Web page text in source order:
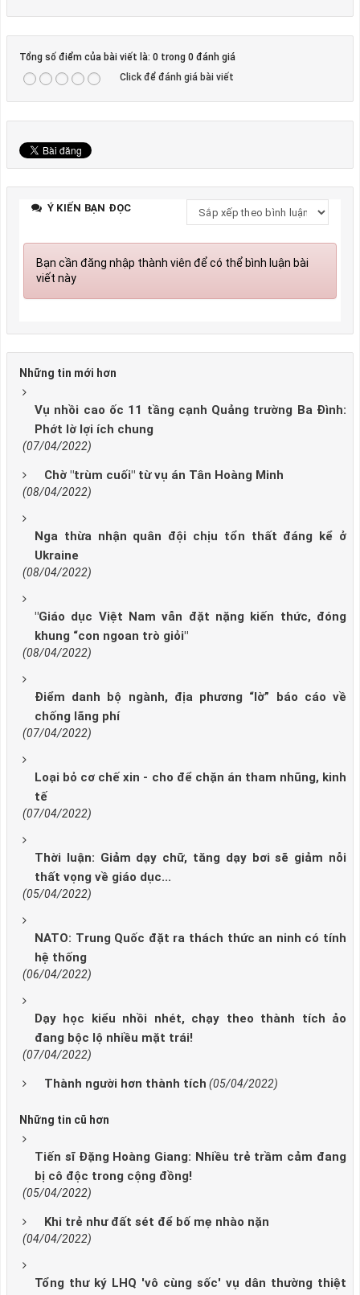
Tổng số điểm của bài viết là: 0 trong 0 đánh giá
Click để đánh giá bài viết
Ý KIẾN BẠN ĐỌC
Bạn cần đăng nhập thành viên để có thể bình luận bài
viết này
Những tin mới hơn
Vụ nhồi cao ốc 11 tầng cạnh Quảng trường Ba Đình:
Phớt lờ lợi ích chung
(07/04/2022)
Chờ "trùm cuối" từ vụ án Tân Hoàng Minh
(08/04/2022)
Nga thừa nhận quân đội chịu tổn thất đáng kể ở
Ukraine
(08/04/2022)
"Giáo dục Việt Nam vẫn đặt nặng kiến thức, đóng
khung “con ngoan trò giỏi"
(08/04/2022)
Điểm danh bộ ngành, địa phương “lờ” báo cáo về
chống lãng phí
(07/04/2022)
Loại bỏ cơ chế xin - cho để chặn án tham nhũng, kinh
tế
(07/04/2022)
Thời luận: Giảm dạy chữ, tăng dạy bơi sẽ giảm nỗi
thất vọng về giáo dục...
(05/04/2022)
NATO: Trung Quốc đặt ra thách thức an ninh có tính
hệ thống
(06/04/2022)
Dạy học kiểu nhồi nhét, chạy theo thành tích ảo
đang bộc lộ nhiều mặt trái!
(07/04/2022)
Thành người hơn thành tích (05/04/2022)
Những tin cũ hơn
Tiến sĩ Đặng Hoàng Giang: Nhiều trẻ trầm cảm đang
bị cô độc trong cộng đồng!
(05/04/2022)
Khi trẻ như đất sét để bố mẹ nhào nặn
(04/04/2022)
Tổng thư ký LHQ 'vô cùng sốc' vụ dân thường thiệt